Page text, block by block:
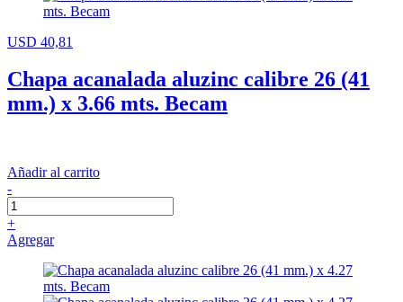
USD 40,81
Chapa acanalada aluzinc calibre 26 (41
mm.) x 3.66 mts. Becam
Añadir al carrito
-
+
Agregar